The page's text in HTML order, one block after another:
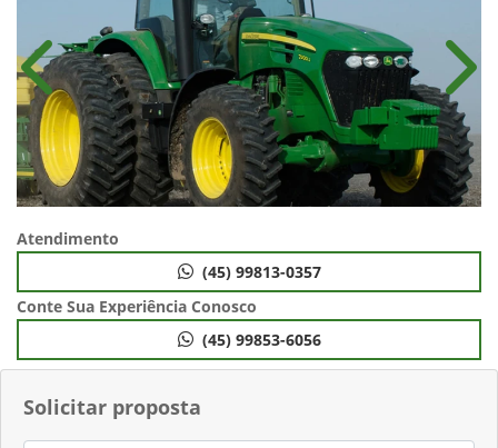
Solicitar proposta
Anterior
Atendimento
(45) 99813-0357
Conte Sua Experiência Conosco
(45) 99853-6056